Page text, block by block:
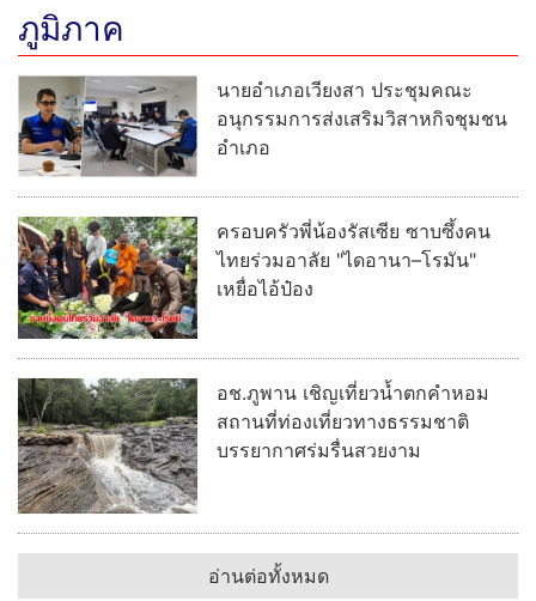
ภูมิภาค
นายอำเภอเวียงสา ประชุมคณะ
อนุกรรมการส่งเสริมวิสาหกิจชุมชน
อำเภอ
ครอบครัวพี่น้องรัสเซีย ซาบซึ้งคน
ไทยร่วมอาลัย "ไดอานา–โรมัน"
เหยื่อไอ้ป๋อง
อช.ภูพาน เชิญเที่ยวน้ำตกคำหอม
สถานที่ท่องเที่ยวทางธรรมชาติ
บรรยากาศร่มรื่นสวยงาม
อ่านต่อทั้งหมด